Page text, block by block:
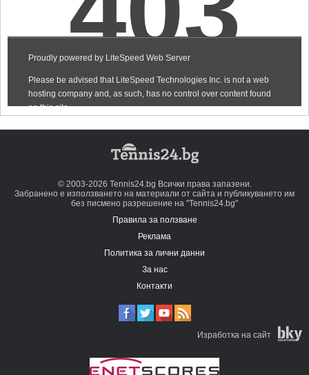
© 2003-2026 Tennis24.bg Всички права запазени.
Забранено е използването на материали от сайта и публикуването им
без писмено разрешение на "Tennis24.bg"
Правила за ползване
Реклама
Политика за лични данни
За нас
Контакти
Изработка на сайт